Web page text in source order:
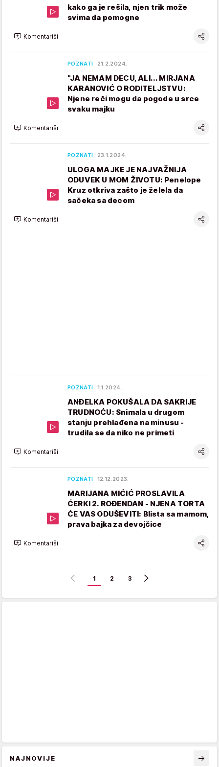
kako ga je rešila, njen trik može
svima da pomogne
Komentariši
POZNATI 21.2.2024.
"JA NEMAM DECU, ALI... MIRJANA
KARANOVIĆ O RODITELJSTVU:
Njene reči mogu da pogode u srce
svaku majku
Komentariši
POZNATI 23.1.2024.
ULOGA MAJKE JE NAJVAŽNIJA
ODUVEK U MOM ŽIVOTU: Penelope
Kruz otkriva zašto je želela da
sačeka sa decom
Komentariši
POZNATI 1.1.2024.
ANĐELKA POKUŠALA DA SAKRIJE
TRUDNOĆU: Snimala u drugom
stanju prehlađena na minusu -
trudila se da niko ne primeti
Komentariši
POZNATI 12.12.2023.
MARIJANA MIĆIĆ PROSLAVILA
ĆERKI 2. ROĐENDAN - NJENA TORTA
ĆE VAS ODUŠEVITI: Blista sa mamom,
prava bajka za devojčice
Komentariši
1 2 3
NAJNOVIJE